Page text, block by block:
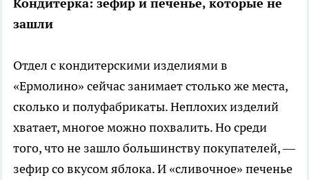
зашли
Отдел с кондитерскими изделиями в
«Ермолино» сейчас занимает столько же места,
сколько и полуфабрикаты. Неплохих изделий
хватает, многое можно похвалить. Но среди
того, что не зашло большинству покупателей, —
зефир со вкусом яблока. И «сливочное» печенье